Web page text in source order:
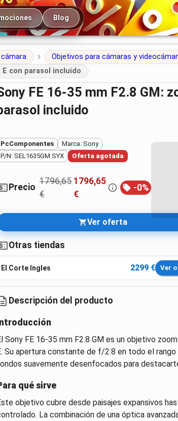
Blog
Objetivos para cámaras y
E con parasol incluido
para la montura E con
incluido
PcComponentes
Marca: Sony
P/N: SEL1635GM.SYX
Oferta agotada
Precio
1796,65
€
1796,65
€
-0%
Ver oferta
Otras tiendas
El Corte Ingles 2299 € Ver
Descripción del producto
Sony FE 16-35 mm F2.8 GM es un objetivo
Su apertura constante de f/2.8 en todo el
suavemente desenfocados para
qué sirve
objetivo cubre desde paisajes expansivos
La combinación de una óptica